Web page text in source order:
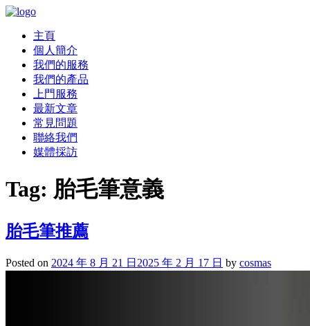
主頁
個人簡介
我們的服務
我們的產品
上門服務
最新文章
常見問題
聯絡我們
媒體採訪
Tag: 胎毛筆意義
胎毛筆推薦
Posted on 2024 年 8 月 21 日 2025 年 2 月 17 日 by cosmas